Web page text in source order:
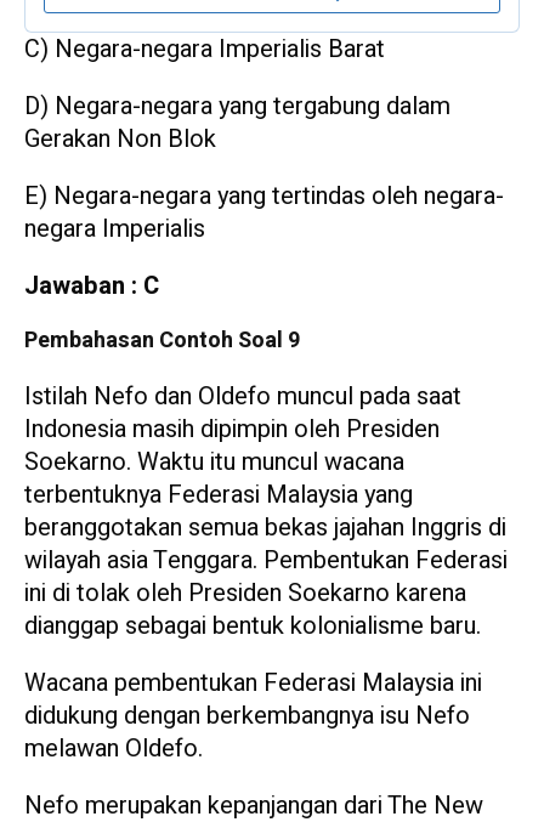
C) Negara-negara Imperialis Barat
D) Negara-negara yang tergabung dalam
Gerakan Non Blok
E) Negara-negara yang tertindas oleh negara-
negara Imperialis
Jawaban : C
Pembahasan Contoh Soal 9
Istilah Nefo dan Oldefo muncul pada saat
Indonesia masih dipimpin oleh Presiden
Soekarno. Waktu itu muncul wacana
terbentuknya Federasi Malaysia yang
beranggotakan semua bekas jajahan Inggris di
wilayah asia Tenggara. Pembentukan Federasi
ini di tolak oleh Presiden Soekarno karena
dianggap sebagai bentuk kolonialisme baru.
Wacana pembentukan Federasi Malaysia ini
didukung dengan berkembangnya isu Nefo
melawan Oldefo.
Nefo merupakan kepanjangan dari The New